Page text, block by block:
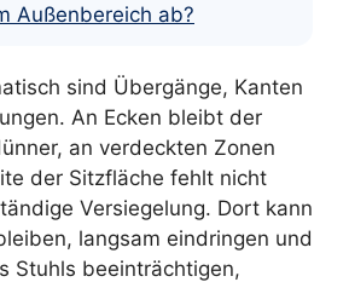
Außenbereich ab?
sind Übergänge, Kanten
An Ecken bleibt der
an verdeckten Zonen
der Sitzfläche fehlt nicht
Versiegelung. Dort kann
langsam eindringen und
Stuhls beeinträchtigen,